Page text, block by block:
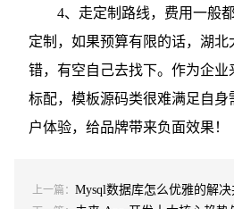
4、走定制路线，费用一般
定制，如果预算有限的话，湖
错，有空自己去找下。作为企
标配，模板源码类很难满足自
户体验，给品牌带来负面效果！
上一篇： Mysql数据库怎么优雅的解决